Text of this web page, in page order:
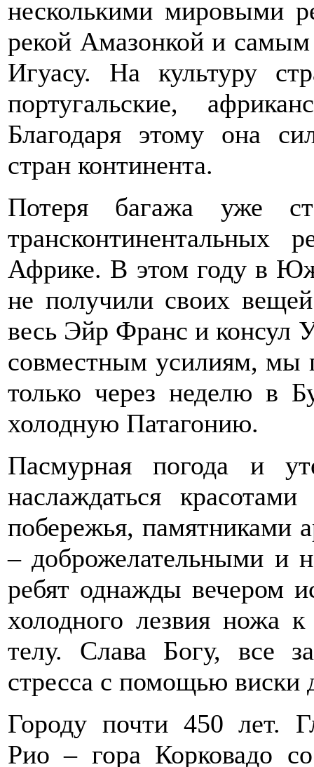
несколькими мировыми
рекой Амазонкой и
Игуасу. На культуру
португальские,
Благодаря этому она
стран континента.
Потеря багажа уже
Африке. В этом году в
не получили своих
весь Эйр Франс и консул
совместным усилиям, мы
только через неделю в
холодную Патагонию.
Пасмурная погода и
наслаждаться
побережья, памятниками
– доброжелательными и
ребят однажды вечером
холодного лезвия ножа
телу. Слава Богу, все
стресса с помощью виски
Городу почти 450 лет.
Рио – гора Корковадо